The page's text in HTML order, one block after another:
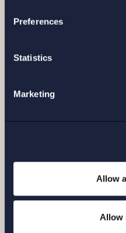
Preferences
Statistics
Marketing
Allow
Allow
UPPDRAG |
försäljningen av
Euro...